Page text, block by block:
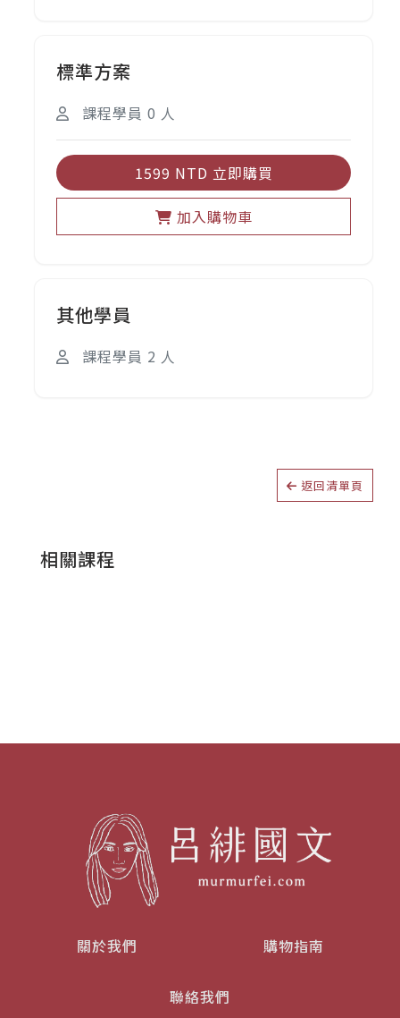
標準方案
課程學員 0 人
1599 NTD 立即購買
加入購物車
其他學員
課程學員 2 人
返回清單頁
相關課程
關於我們 購物指南
聯絡我們